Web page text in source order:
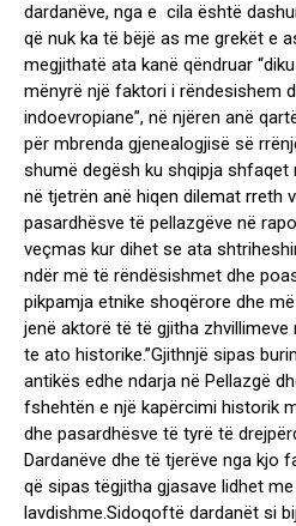
dardanëve, nga e cila është
që nuk ka të bëjë as me grekët e
megjithatë ata kanë qëndruar
mënyrë një faktori i rëndesishem
indoevropiane”, në njëren anë
për mbrenda gjenealogjisë së
shumë degësh ku shqipja shfaqet
në tjetrën anë hiqen dilemat rreth
pasardhësve të pellazgëve në
veçmas kur dihet se ata
ndër më të rëndësishmet dhe
pikpamja etnike shoqërore dhe
jenë aktorë të të gjitha
te ato historike.”Gjithnjë sipas
antikës edhe ndarja në Pellazgë
fshehtën e një kapërcimi historik
dhe pasardhësve të tyrë të
Dardanëve dhe të tjerëve nga kjo
që sipas tëgjitha gjasave lidhet
lavdishme.Sidoqoftë dardanët si